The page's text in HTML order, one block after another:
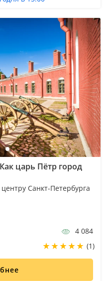
царь Пëтр город
Санкт-Петербурга
4 084
(1)